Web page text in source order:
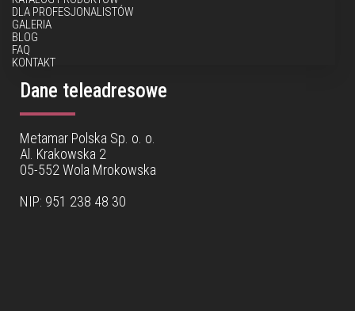
DLA PROFESJONALISTÓW
GALERIA
BLOG
FAQ
KONTAKT
Dane teleadresowe
Metamar Polska Sp. o. o.
Al. Krakowska 2
05-552 Wola Mrokowska
NIP: 951 238 48 30